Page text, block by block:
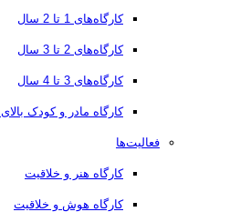
کارگاه‌های 1 تا 2 سال
کارگاه‌های 2 تا 3 سال
کارگاه‌های 3 تا 4 سال
کارگاه مادر و کودک بالای 4 سال
فعالیت‌ها
کارگاه هنر و خلاقیت
کارگاه هوش و خلاقیت